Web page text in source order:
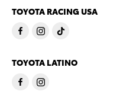
TOYOTA RACING USA
TOYOTA LATINO